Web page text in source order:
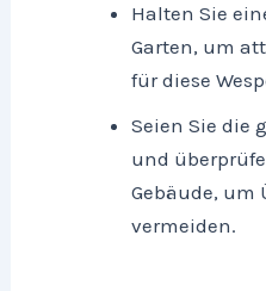
Halten Sie
Garten, um
für diese
Seien Sie die
und
Gebäude, um
vermeiden.